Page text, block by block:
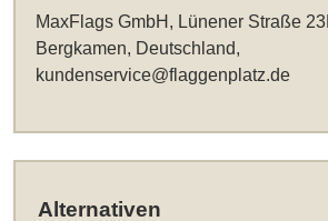
MaxFlags GmbH, Lünener Straße
Bergkamen, Deutschland,
kundenservice@flaggenplatz.de
Alternativen